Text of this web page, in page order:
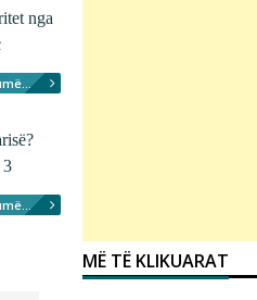
nga
3
MË TË KLIKUARAT